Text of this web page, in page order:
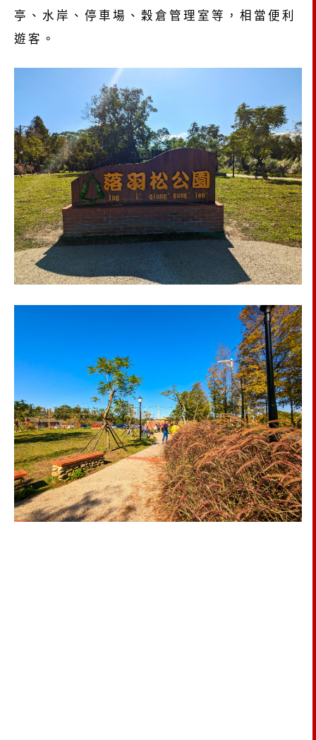
亭、水岸、停車場、穀倉管理室等，相當便利
遊客。